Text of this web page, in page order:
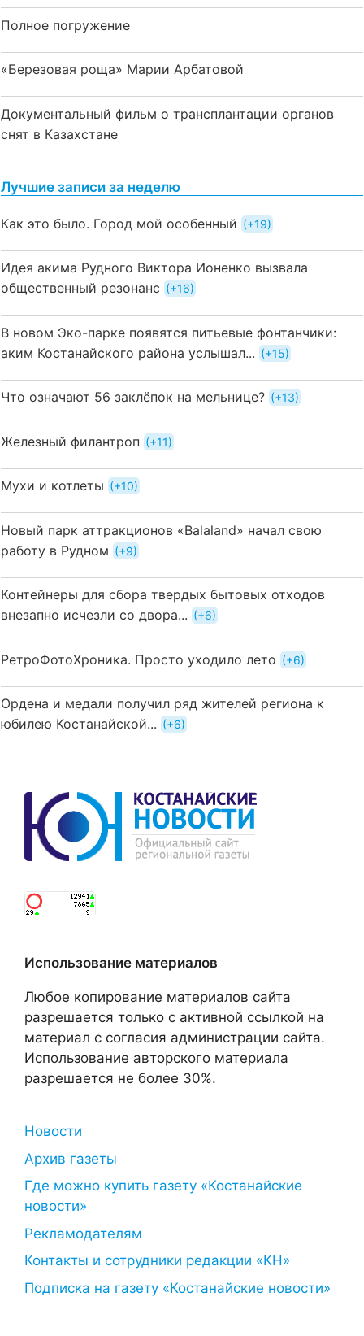
Полное погружение
«Березовая роща» Марии Арбатовой
Документальный фильм о трансплантации органов
снят в Казахстане
Лучшие записи за неделю
Как это было. Город мой особенный +19
Идея акима Рудного Виктора Ионенко вызвала
общественный резонанс
+16
В новом Эко-парке появятся питьевые фонтанчики:
аким Костанайского района услышал...
+15
Что означают 56 заклёпок на мельнице? +13
Железный филантроп +11
Мухи и котлеты +10
Новый парк аттракционов «Balaland» начал свою
работу в Рудном
+9
Контейнеры для сбора твердых бытовых отходов
внезапно исчезли со двора...
+6
РетроФотоХроника. Просто уходило лето +6
Ордена и медали получил ряд жителей региона к
юбилею Костанайской...
+6
Использование материалов
Любое копирование материалов сайта
разрешается только с активной ссылкой на
материал с согласия администрации сайта.
Использование авторского материала
разрешается не более 30%.
Новости
Архив газеты
Где можно купить газету «Костанайские
новости»
Рекламодателям
Контакты и сотрудники редакции «КН»
Подписка на газету «Костанайские новости»